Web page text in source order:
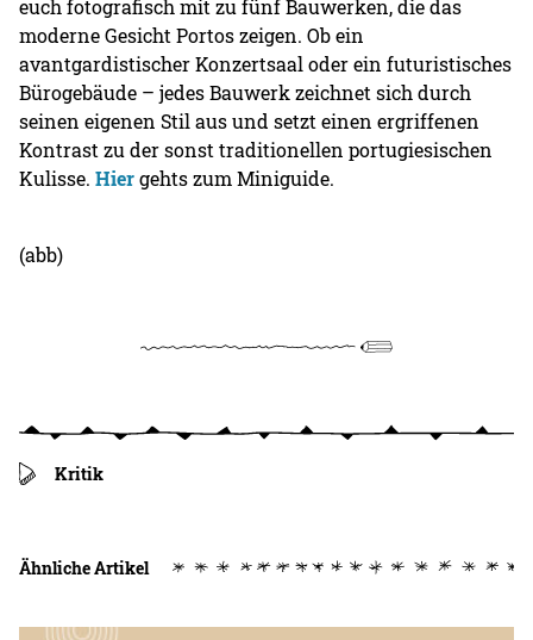
euch fotografisch mit zu fünf Bauwerken, die das
moderne Gesicht Portos zeigen. Ob ein
avantgardistischer Konzertsaal oder ein futuristisches
Bürogebäude – jedes Bauwerk zeichnet sich durch
seinen eigenen Stil aus und setzt einen ergriffenen
Kontrast zu der sonst traditionellen portugiesischen
Kulisse.Hiergehts zum Miniguide.
(abb)
Kritik
Ähnliche Artikel